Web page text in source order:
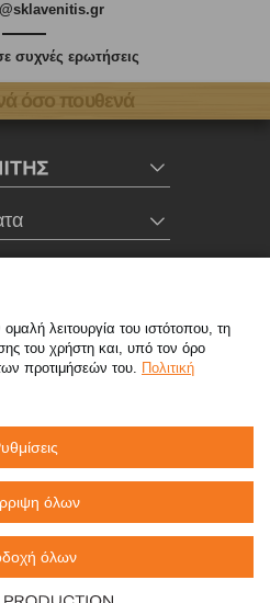
συχνές ερωτήσεις
όσο πουθενά
σταθερό, χωρίς χρέωση),
(αστική χρέωση)
Πολιτική Απορρήτου
CCTV
λειτουργία του ιστότοπου, τη
του χρήστη και, υπό τον όρο
προτιμήσεών του. Πολιτική
όλων
όλων